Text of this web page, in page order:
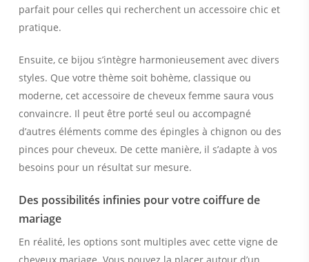
parfait pour celles qui recherchent un accessoire chic et
pratique.
Ensuite, ce bijou s’intègre harmonieusement avec divers
styles. Que votre thème soit bohème, classique ou
moderne, cet accessoire de cheveux femme saura vous
convaincre. Il peut être porté seul ou accompagné
d’autres éléments comme des épingles à chignon ou des
pinces pour cheveux. De cette manière, il s’adapte à vos
besoins pour un résultat sur mesure.
Des possibilités infinies pour votre coiffure de
mariage
En réalité, les options sont multiples avec cette vigne de